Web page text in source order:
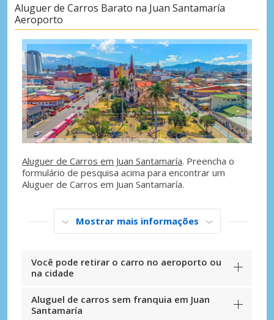
Aluguer de Carros Barato na Juan Santamaría
Aeroporto
Aluguer de Carros em Juan Santamaría. Preencha o
formulário de pesquisa acima para encontrar um
Aluguer de Carros em Juan Santamaría.
Mostrar mais informações
Você pode retirar o carro no aeroporto ou
na cidade
Aluguel de carros sem franquia em Juan
Santamaría